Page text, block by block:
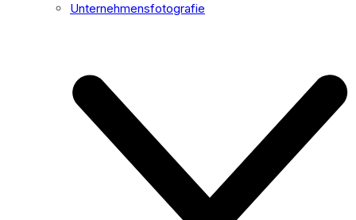
Unternehmensfotografie